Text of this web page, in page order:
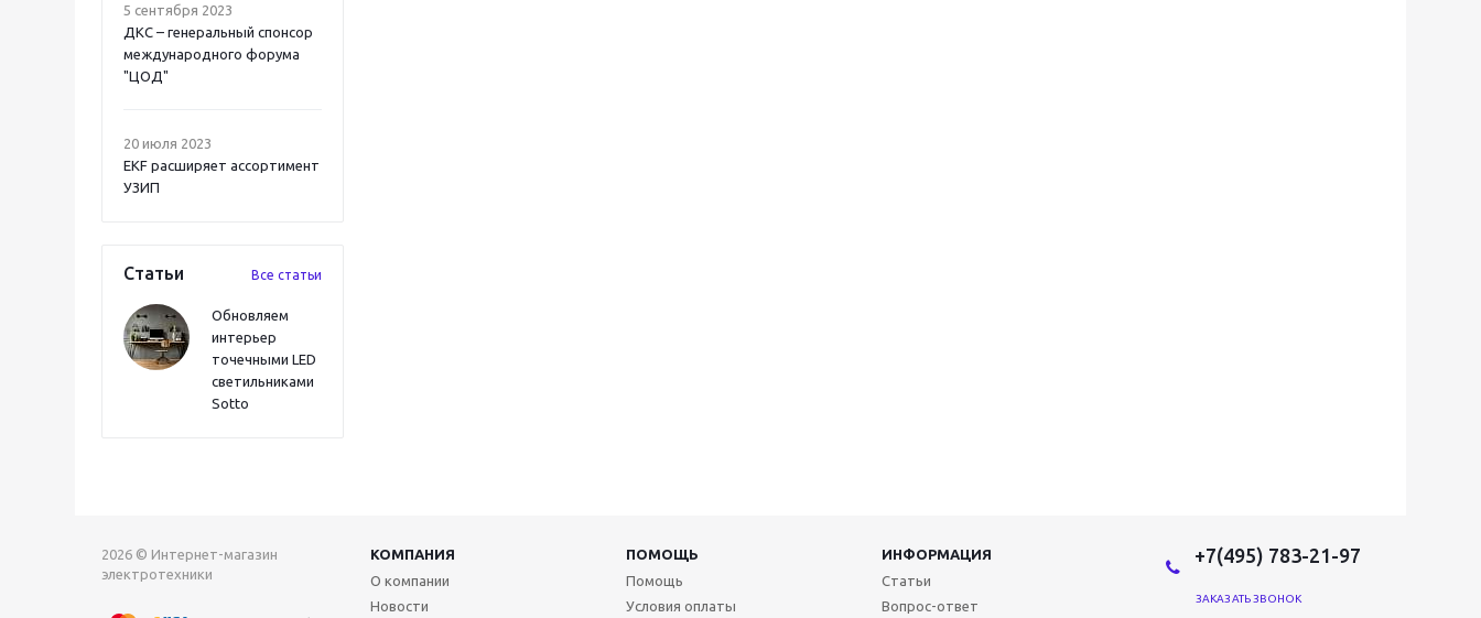
5 сентября 2023
ДКС – генеральный спонсор
международного форума
"ЦОД"
20 июля 2023
EKF расширяет ассортимент
УЗИП
Статьи Все статьи
Обновляем
интерьер
точечными LED
светильниками
Sotto
2026 © Интернет-магазин
электротехники
КОМПАНИЯ ПОМОЩЬ
ИНФОРМАЦИЯ
О компании
Новости
Помощь
Условия оплаты
Статьи
Вопрос-ответ
+7(495) 783-21-97
ЗАКАЗАТЬ ЗВОНОК